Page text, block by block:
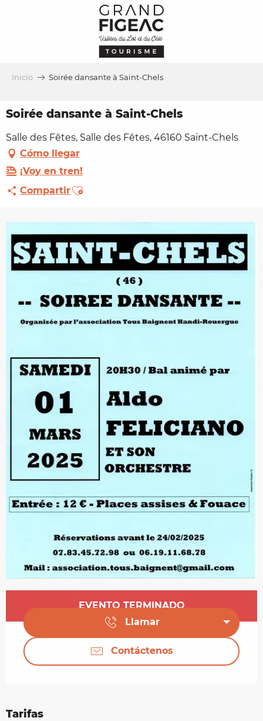
Inicio Soirée dansante à Saint-Chels
Soirée dansante à Saint-Chels
Salle des Fêtes, Salle des Fêtes, 46160 Saint-Chels
Cómo llegar
¡Voy en tren!
CompartirAjouter aux favoris
Horarios y datos de contacto
EVENTO TERMINADO
Llamar
Contáctenos
Tarifas